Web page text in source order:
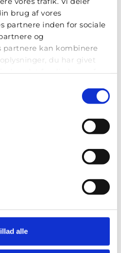
brug af vores
partnere inden for sociale
og
partnere kan kombinere
du har givet
fra din brug af
alle
til